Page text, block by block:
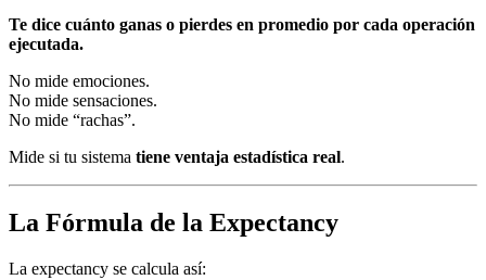
Te dice cuánto ganas o pierdes en promedio por cada operación
ejecutada.
No mide emociones.
No mide sensaciones.
No mide “rachas”.
Mide si tu sistema tiene ventaja estadística real.
La Fórmula de la Expectancy
La expectancy se calcula así: